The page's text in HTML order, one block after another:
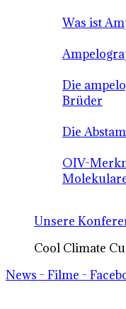
Was ist
Die
Brüder
Die
OIV-
Unsere
Cool Climate
News - Filme -